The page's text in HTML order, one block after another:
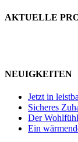
AKTUELLE
NEUIGKEITEN
Jetzt in
Sicheres
Der
Ein